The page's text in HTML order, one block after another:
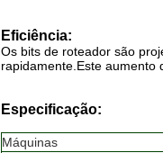
Eficiência:
Os bits de roteador são
rapidamente.Este aumento
Especificação:
Máquinas